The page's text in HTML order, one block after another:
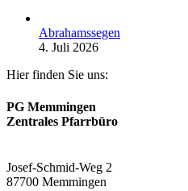
Abrahamssegen
4. Juli 2026
Hier finden Sie uns:
PG Memmingen
Zentrales Pfarrbüro
Josef-Schmid-Weg 2
87700 Memmingen